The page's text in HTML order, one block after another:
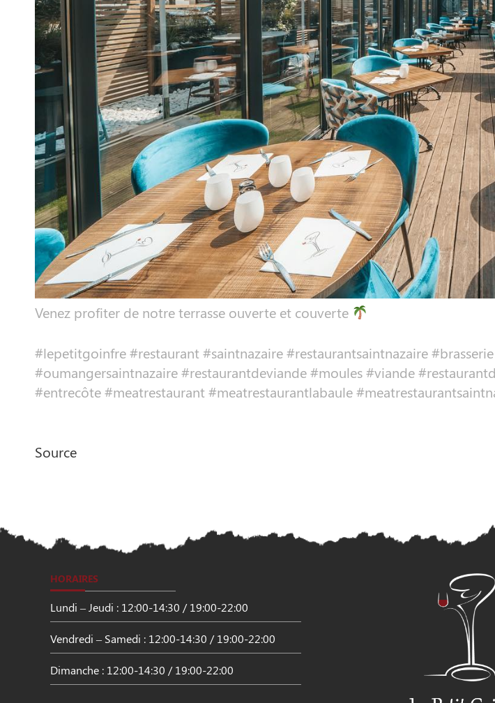
Venez profiter de notre terrasse ouverte et couverte
#lepetitgoinfre #restaurant #saintnazaire #restaurantsaintnazaire
#oumangersaintnazaire #restaurantdeviande #moules #viande
#entrecôte #meatrestaurant #meatrestaurantlabaule
Source
HORAIRES
Lundi – Jeudi : 12:00-14:30 / 19:00-22:00
Vendredi – Samedi : 12:00-14:30 / 19:00-22:00
Dimanche : 12:00-14:30 / 19:00-22:00